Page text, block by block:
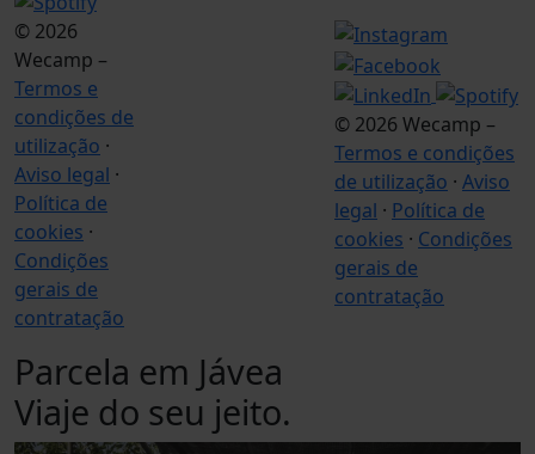
© 2026
Wecamp –
Termos e
condições de
utilização ·
Aviso legal ·
Política de
cookies ·
Condições
gerais de
contratação
© 2026 Wecamp –
Termos e condições
de utilização · Aviso
legal · Política de
cookies · Condições
gerais de
contratação
Parcela em Jávea
Viaje do seu jeito.